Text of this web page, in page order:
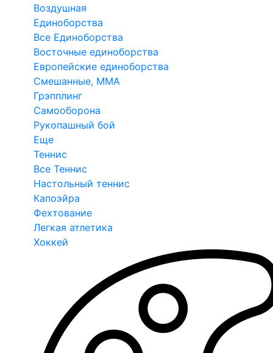
Воздушная
Единоборства
Все Единоборства
Восточные единоборства
Европейские единоборства
Смешанные, ММА
Грэпплинг
Самооборона
Рукопашный бой
Еще
Теннис
Все Теннис
Настольный теннис
Капоэйра
Фехтование
Легкая атлетика
Хоккей